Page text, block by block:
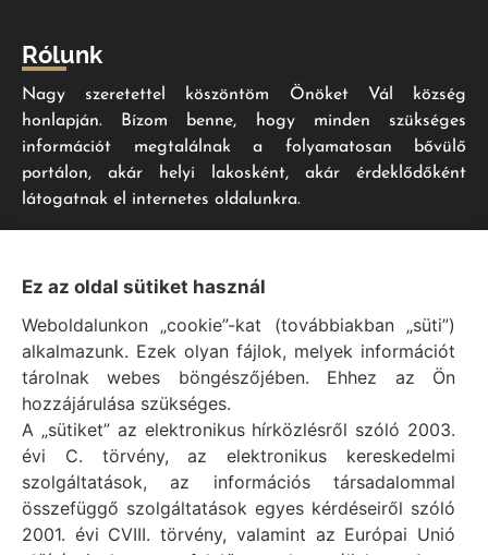
Rólunk
Nagy szeretettel köszöntöm Önöket Vál község
honlapján. Bízom benne, hogy minden szükséges
információt megtalálnak a folyamatosan bővülő
portálon, akár helyi lakosként, akár érdeklődőként
látogatnak el internetes oldalunkra.
Impresszum
Vál Község Önkormányzat hivatalos honlapja
Vál Község Önkormányzat © 1996 - 2020
Adószám: 15727079-2-07
Adatvédelmi tájékoztató
Felelős: Bechtold Tamás polgármester
Cím: H-2473 Vál, Vajda János utca 2.
Telefon: +36 (22) 353-411
E-mail: polgarmester@val.hu
Ez az oldal sütiket használ
Weboldalunkon „cookie”-kat (továbbiakban „süti”)
alkalmazunk. Ezek olyan fájlok, melyek információt
tárolnak webes böngészőjében. Ehhez az Ön
hozzájárulása szükséges.
A „sütiket” az elektronikus hírközlésről szóló 2003.
évi C. törvény, az elektronikus kereskedelmi
szolgáltatások, az információs társadalommal
összefüggő szolgáltatások egyes kérdéseiről szóló
2001. évi CVIII. törvény, valamint az Európai Unió